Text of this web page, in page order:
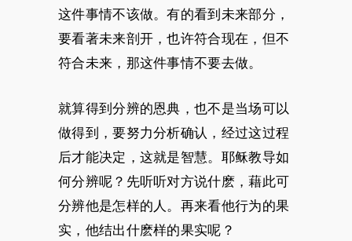
这件事情不该做。有的看到未来部分，
要看著未来剖开，也许符合现在，但不
符合未来，那这件事情不要去做。
就算得到分辨的恩典，也不是当场可以
做得到，要努力分析确认，经过这过程
后才能决定，这就是智慧。耶稣教导如
何分辨呢？先听听对方说什麽，藉此可
分辨他是怎样的人。再来看他行为的果
实，他结出什麽样的果实呢？